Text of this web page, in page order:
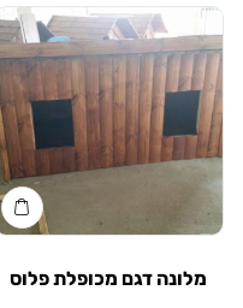
דגם מכופלת פלוס